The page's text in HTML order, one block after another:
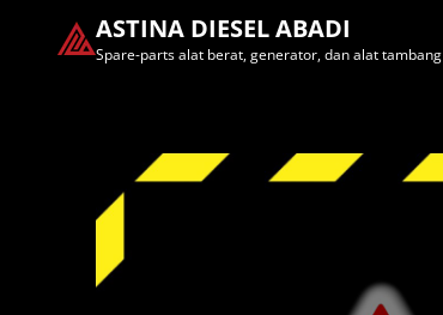
ASTINA DIESEL ABADI
Spare-parts alat berat, generator, dan alat tambang